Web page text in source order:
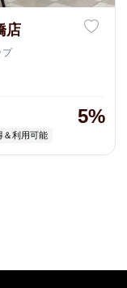
店
プ
5%
＆利用可能